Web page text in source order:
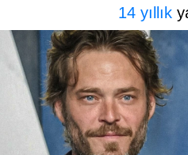
14 yıllık